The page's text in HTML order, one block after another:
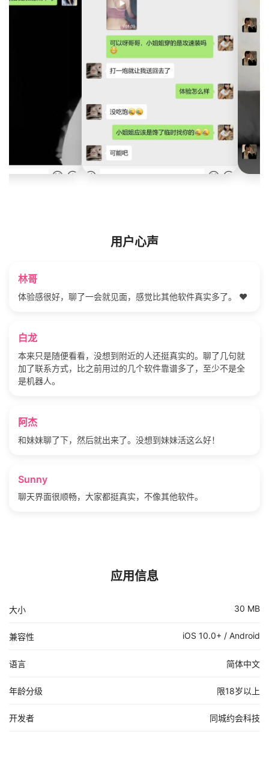
用户心声
林哥
体验感很好，聊了一会就见面，感觉比其他软件真实多了。 ❤️
白龙
本来只是随便看看，没想到附近的人还挺真实的。聊了几句就
加了联系方式，比之前用过的几个软件靠谱多了，至少不是全
是机器人。
阿杰
和妹妹聊了下，然后就出来了。没想到妹妹活这么好！
Sunny
聊天界面很顺畅，大家都挺真实，不像其他软件。
应用信息
大小 30 MB
兼容性 iOS 10.0+ / Android
语言 简体中文
年龄分级 限18岁以上
开发者 同城约会科技